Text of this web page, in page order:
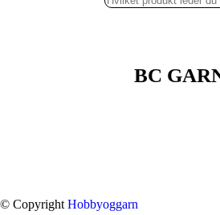
BC
© Copyright Hobbyoggarn